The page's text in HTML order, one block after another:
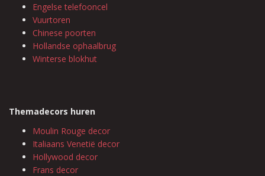
Engelse telefooncel
Vuurtoren
Chinese poorten
Hollandse ophaalbrug
Winterse blokhut
Themadecors huren
Moulin Rouge decor
Italiaans Venetië decor
Hollywood decor
Frans decor